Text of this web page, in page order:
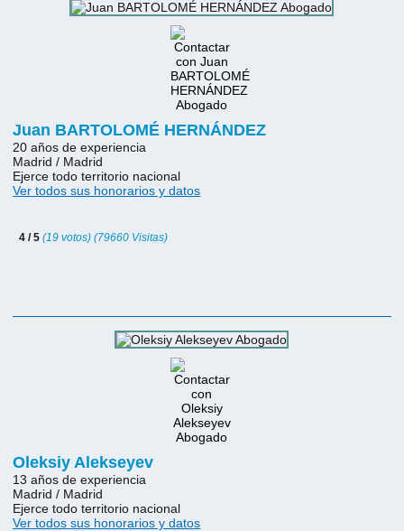
Juan BARTOLOMÉ HERNÁNDEZ
20 años de experiencia
Madrid / Madrid
Ejerce todo territorio nacional
Ver todos sus honorarios y datos
4 / 5(19 votos) (79660 Visitas)
Oleksiy Alekseyev
13 años de experiencia
Madrid / Madrid
Ejerce todo territorio nacional
Ver todos sus honorarios y datos